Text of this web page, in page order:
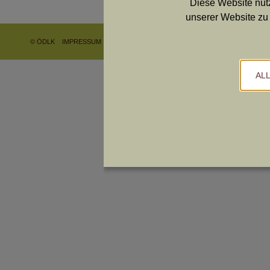
© ÖDLK IMPRESSUM
Diese Website
unserer Website